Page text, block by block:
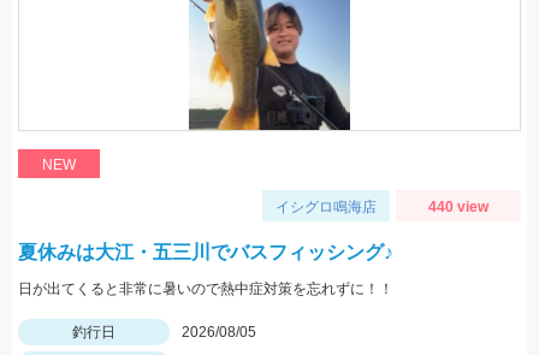
NEW
イシグロ鳴海店 440 view
夏休みは大江・五三川でバスフィッシング♪
日が出てくると非常に暑いので熱中症対策を忘れずに！！
釣行日
2026/08/05